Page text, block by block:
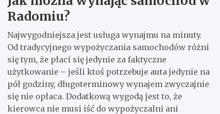
Radomiu?
Najwygodniejsza jest usługa wynajmu na minuty.
Od tradycyjnego wypożyczania samochodów różni
się tym, że płaci się jedynie za faktyczne
użytkowanie – jeśli ktoś potrzebuje auta jedynie na
pół godziny, długoterminowy wynajem zwyczajnie
się nie opłaca. Dodatkową wygodą jest to, że
kierowca nie musi iść do wypożyczalni ani